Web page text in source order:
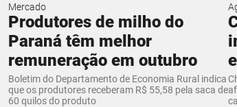
Mercado
Produtores de milho do
Paraná têm melhor
remuneração em outubro
Boletim do Departamento de Economia Rural indica
que os produtores receberam R$ 55,58 pela saca de
60 quilos do produto